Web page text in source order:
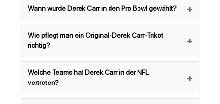
Wann wurde Derek Carr in den Pro Bowl gewählt?
Wie pflegt man ein Original-Derek Carr-Trikot
richtig?
Welche Teams hat Derek Carr in der NFL
vertreten?